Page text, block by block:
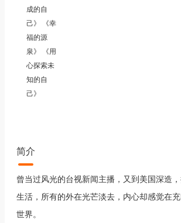
成的自
己》 《幸
福的源
泉》 《用
心探索未
知的自
己》
简介
曾当过风光的台视新闻主播，又到美国深造
生活，所有的外在光芒淡去，内心却感觉在
世界。